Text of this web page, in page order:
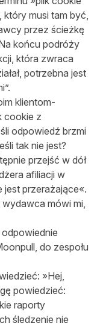
musi tam być,
przez ścieżkę
końcu podróży
która zwraca
potrzebna jest
klientom-
cookie z
odpowiedź brzmi
tak nie jest?
przejść w dół
afiliacji w
jest przerażające«.
mówi mi,
do zespołu
»Hej,
powiedzieć:
raporty
śledzenie nie